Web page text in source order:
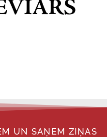
UN SAŅEM ZIŅAS